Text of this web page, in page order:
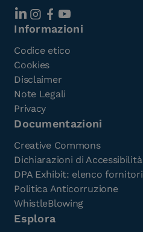
Informazioni
Codice etico
Cookies
Disclaimer
Note Legali
Privacy
Documentazioni
Creative Commons
Dichiarazioni di Accessibilità
DPA Exhibit: elenco fornitori
Politica Anticorruzione
WhistleBlowing
Esplora